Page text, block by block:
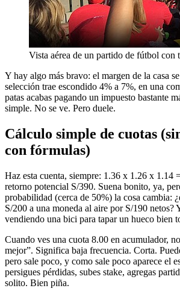
Vista aérea de un partido de fútbol con
Y hay algo más bravo: el margen de la casa
selección trae escondido 4% a 7%, en una
patas acabas pagando un impuesto bastante
simple. No se ve. Pero duele.
Cálculo simple de cuotas
con fórmulas)
Haz esta cuenta, siempre: 1.36 x 1.26 x 1.14
retorno potencial S/390. Suena bonito, ya,
probabilidad (cerca de 50%) la cosa cambia:
S/200 a una moneda al aire por S/190 netos?
vendiendo una bici para tapar un hueco bien
Cuando ves una cuota 8.00 en acumulador,
mejor”. Significa baja frecuencia. Corta.
pero sale poco, y como sale poco aparece el
persigues pérdidas, subes stake, agregas
solito. Bien piña.